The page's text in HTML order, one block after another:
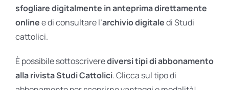
Ares Gift Card
sfogliare digitalmente in anteprima direttamente
onlinee di consultare l’archivio digitaledi Studi
cattolici.
È possibile sottoscriverediversi tipi di abbonamento
alla rivista Studi Cattolici. Clicca sul tipo di